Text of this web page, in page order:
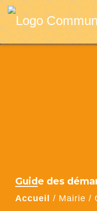
Guide des
Accueil / Mairie /